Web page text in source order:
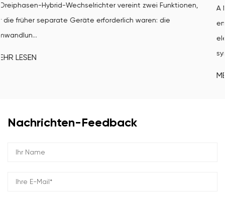
die
A Netzanbindungswechselrichter für
entscheidende Verbindung zwischen der
elektrischen Leistung einer Windkraftanlage und
Nachrichten-Feedback